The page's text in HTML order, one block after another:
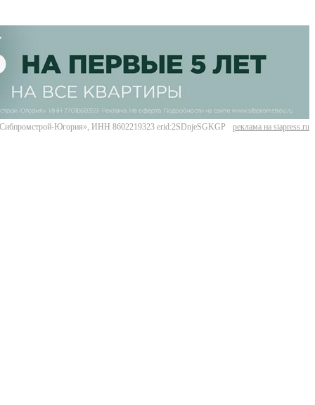
Югория», ИНН 8602219323 erid:2SDnjeSGKGP реклама на siapress.ru